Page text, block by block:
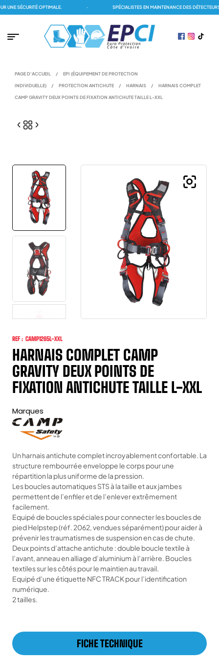
SÉCURITÉ OPTIMALE. SPÉCIALISTES EN MAINTENANCE DES DÉTECTEURS
PAGE D'ACCUEIL / EPI (ÉQUIPEMENT DE PROTECTION
INDIVIDUELLE) / PROTECTION ANTICHUTE / HARNAIS / HARNAIS COMPLET
CAMP GRAVITY DEUX POINTS DE FIXATION ANTICHUTE TAILLE L-XXL
REF : CAMP1265L-XXL
HARNAIS COMPLET CAMP
GRAVITY DEUX POINTS DE
FIXATION ANTICHUTE TAILLE L-XXL
Marques
Un harnais antichute complet incroyablement confortable. La
structure rembourrée enveloppe le corps pour une
répartition la plus uniforme de la pression.
Les boucles automatiques STS à la taille et aux jambes
permettent de l’enfiler et de l’enlever extrêmement
facilement.
Equipé de boucles spéciales pour connecter les boucles de
pied Helpstep (réf. 2062, vendues séparément) pour aider à
prévenir les traumatismes de suspension en cas de chute.
Deux points d’attache antichute : double boucle textile à
l’avant, anneau en alliage d’aluminium à l’arrière. Boucles
textiles sur les côtés pour le maintien au travail.
Equipé d’une étiquette NFC TRACK pour l’identification
numérique.
2 tailles.
FICHE TECHNIQUE